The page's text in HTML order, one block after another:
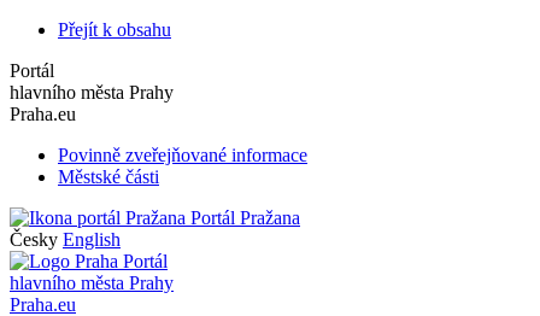
Přejít k obsahu
Portál
hlavního města Prahy
Praha.eu
Povinně zveřejňované informace
Městské části
Portál Pražana
Česky English
Portál
hlavního města Prahy
Praha.eu